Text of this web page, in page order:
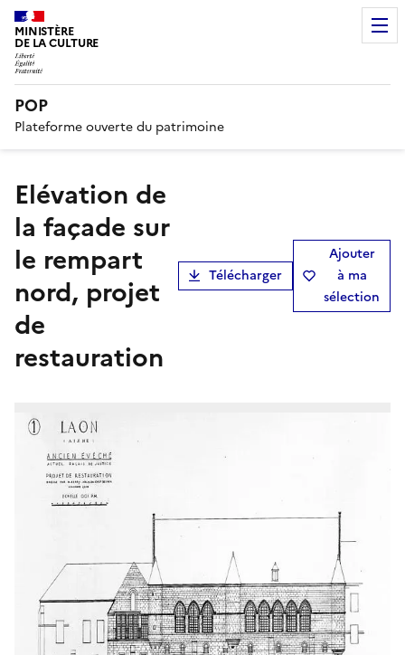
MINISTÈRE
DE LA CULTURE
POP
Plateforme ouverte du patrimoine
Elévation de
la façade sur
le rempart
nord, projet
de
restauration
Télécharger
Ajouter
à ma
sélection